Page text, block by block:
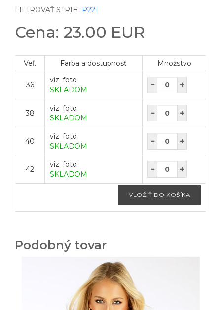
FILTROVAŤ STRIH: P221
Cena: 23.00 EUR
Veľ. Farba a dostupnosť Množstvo
36
viz. foto
SKLADOM
38
viz. foto
SKLADOM
40
viz. foto
SKLADOM
42
viz. foto
SKLADOM
Podobný tovar